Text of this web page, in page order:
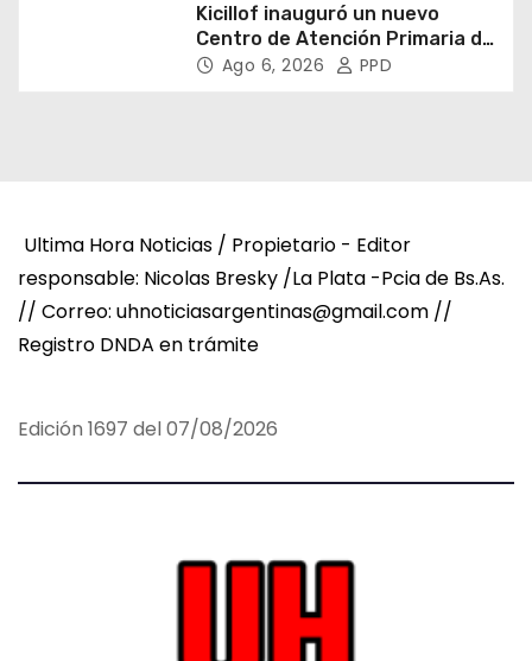
Kicillof inauguró un nuevo
Centro de Atención Primaria de
la Salud
Ago 6, 2026 PPD
Ultima Hora Noticias / Propietario - Editor
responsable: Nicolas Bresky /La Plata -Pcia de Bs.As.
// Correo: uhnoticiasargentinas@gmail.com //
Registro DNDA en trámite
Edición 1697 del 07/08/2026